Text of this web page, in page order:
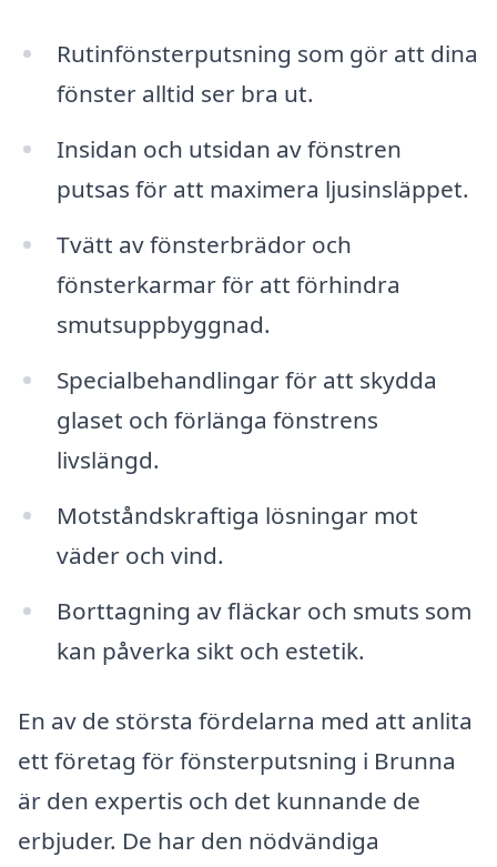
Rutinfönsterputsning som gör att dina
fönster alltid ser bra ut.
Insidan och utsidan av fönstren
putsas för att maximera ljusinsläppet.
Tvätt av fönsterbrädor och
fönsterkarmar för att förhindra
smutsuppbyggnad.
Specialbehandlingar för att skydda
glaset och förlänga fönstrens
livslängd.
Motståndskraftiga lösningar mot
väder och vind.
Borttagning av fläckar och smuts som
kan påverka sikt och estetik.
En av de största fördelarna med att anlita
ett företag för fönsterputsning i Brunna
är den expertis och det kunnande de
erbjuder. De har den nödvändiga